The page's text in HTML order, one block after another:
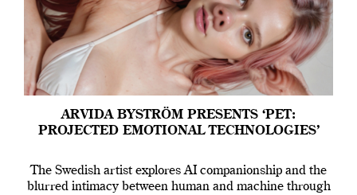
ARVIDA BYSTRÖM PRESENTS ‘PET:
PROJECTED EMOTIONAL TECHNOLOGIES’
The Swedish artist explores AI companionship and the
blurred intimacy between human and machine through